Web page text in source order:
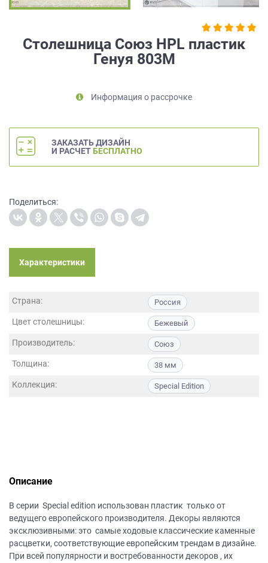
Столешница Союз HPL пластик
Генуя 803М
Информация о рассрочке
ЗАКАЗАТЬ ДИЗАЙН
И РАСЧЕТ БЕСПЛАТНО
Поделиться:
Характеристики
Страна: Россия
Цвет столешницы: Бежевый
Производитель: Союз
Толщина: 38 мм
Коллекция: Special Edition
Описание
В серии Special edition использован пластик только от
ведущего европейского производителя. Декоры являются
эксклюзивными: это самые ходовые классические каменные
расцветки, соответствующие европейским трендам в дизайне.
При всей популярности и востребованности декоров , их
на
данных,
метрическими
условиях
обработки
персональных